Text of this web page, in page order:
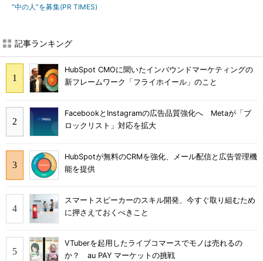
“中の人”を募集(PR TIMES)
記事ランキング
HubSpot CMOに聞いたインバウンドマーケティングの
新フレームワーク「フライホイール」のこと
FacebookとInstagramの広告品質強化へ Metaが「ブ
ロックリスト」対応を拡大
HubSpotが無料のCRMを強化、メール配信と広告管理機
能を提供
スマートスピーカーのスキル開発、今すぐ取り組むため
に押さえておくべきこと
VTuberを起用したライブコマースでモノは売れるの
か？ au PAY マーケットの挑戦